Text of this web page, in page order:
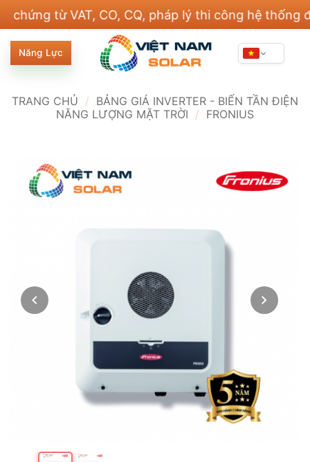
nội
dung
từ VAT, CO, CQ, pháp lý thi công hệ thống điện
Năng Lực
TRANG CHỦ / BẢNG GIÁ INVERTER - BIẾN TẦN ĐIỆN
NĂNG LƯỢNG MẶT TRỜI / FRONIUS